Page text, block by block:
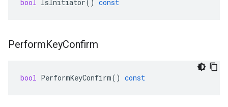
bool IsInitiator() const
PerformKeyConfirm
bool PerformKeyConfirm() const